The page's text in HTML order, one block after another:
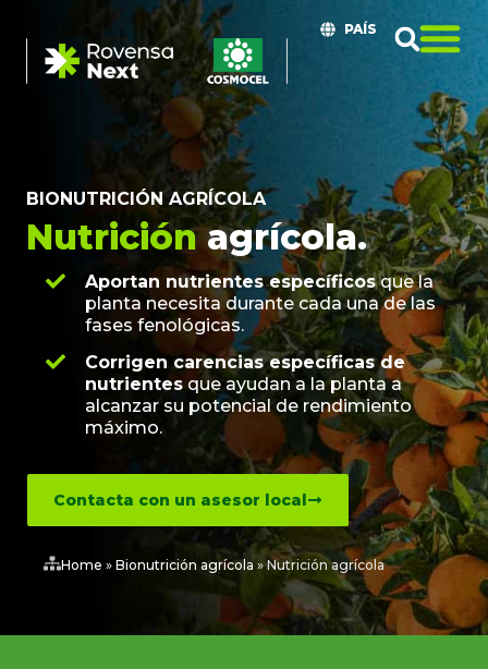
PAÍS
BIONUTRICIÓN AGRÍCOLA
Nutriciónagrícola.
Aportan nutrientes específicosque la
planta necesita durante cada una de las
fases fenológicas.
Corrigen carencias específicas de
nutrientesque ayudan a la planta a
alcanzar su potencial de rendimiento
máximo.
Contacta con un asesor local
Home » Bionutrición agrícola »Nutrición agrícola